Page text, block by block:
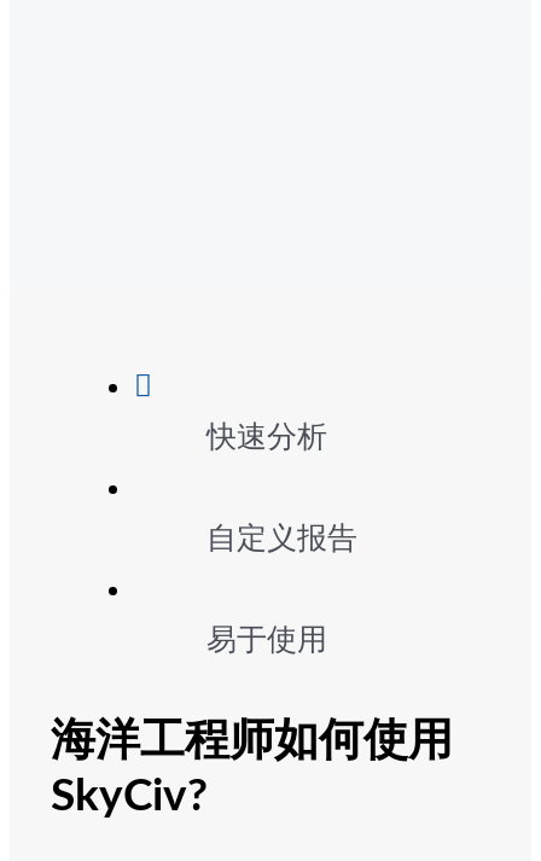
快速分析
自定义报告
易于使用
海洋工程师如何使用
SkyCiv?